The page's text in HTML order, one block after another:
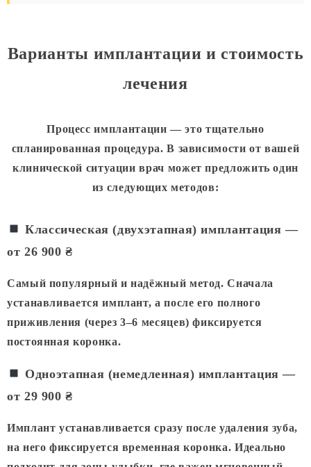
Варианты имплантации и стоимость
лечения
Процесс имплантации — это тщательно
спланированная процедура. В зависимости от вашей
клинической ситуации врач может предложить один
из следующих методов:
Классическая (двухэтапная) имплантация —
от 26 900 ₴
Самый популярный и надёжный метод. Сначала
устанавливается имплант, а после его полного
приживления (через 3–6 месяцев) фиксируется
постоянная коронка.
Одноэтапная (немедленная) имплантация —
от 29 900 ₴
Имплант устанавливается сразу после удаления зуба,
на него фиксируется временная коронка. Идеально